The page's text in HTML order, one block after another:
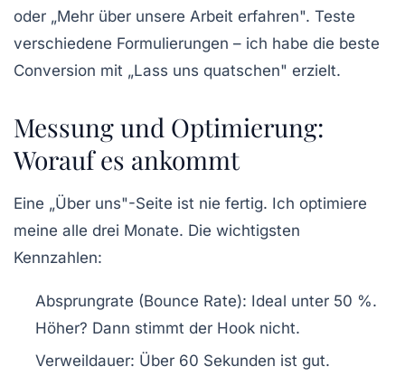
oder „Mehr über unsere Arbeit erfahren". Teste
verschiedene Formulierungen – ich habe die beste
Conversion mit „Lass uns quatschen" erzielt.
Messung und Optimierung:
Worauf es ankommt
Eine „Über uns"-Seite ist nie fertig. Ich optimiere
meine alle drei Monate. Die wichtigsten
Kennzahlen:
Absprungrate (Bounce Rate): Ideal unter 50 %.
Höher? Dann stimmt der Hook nicht.
Verweildauer: Über 60 Sekunden ist gut.